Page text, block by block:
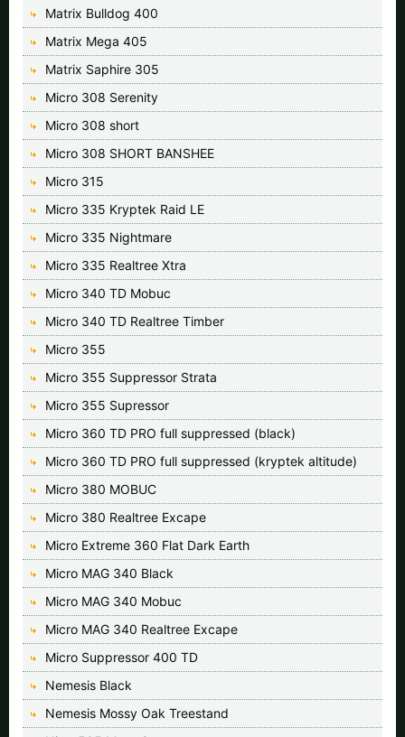
Matrix Bulldog 400
Matrix Mega 405
Matrix Saphire 305
Micro 308 Serenity
Micro 308 short
Micro 308 SHORT BANSHEE
Micro 315
Micro 335 Kryptek Raid LE
Micro 335 Nightmare
Micro 335 Realtree Xtra
Micro 340 TD Mobuc
Micro 340 TD Realtree Timber
Micro 355
Micro 355 Suppressor Strata
Micro 355 Supressor
Micro 360 TD PRO full suppressed (black)
Micro 360 TD PRO full suppressed (kryptek altitude)
Micro 380 MOBUC
Micro 380 Realtree Excape
Micro Extreme 360 Flat Dark Earth
Micro MAG 340 Black
Micro MAG 340 Mobuc
Micro MAG 340 Realtree Excape
Micro Suppressor 400 TD
Nemesis Black
Nemesis Mossy Oak Treestand